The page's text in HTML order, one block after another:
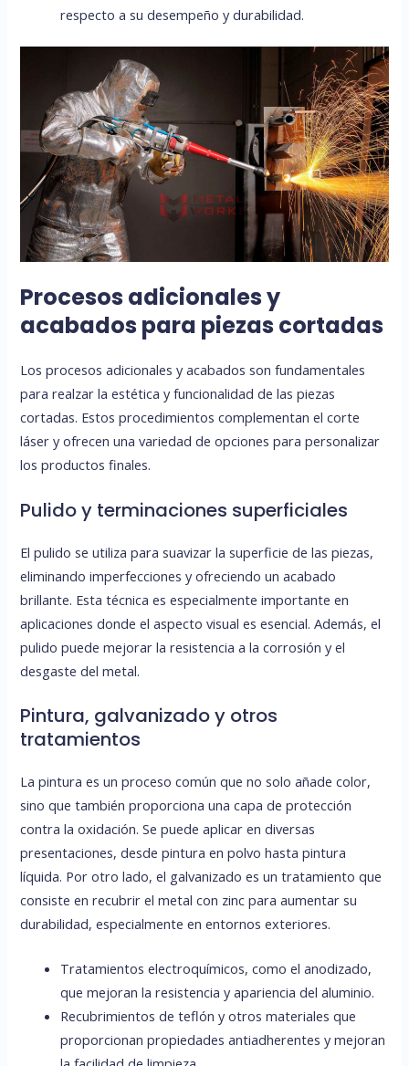
respecto a su desempeño y durabilidad.
Procesos adicionales y
acabados para piezas cortadas
Los procesos adicionales y acabados son fundamentales
para realzar la estética y funcionalidad de las piezas
cortadas. Estos procedimientos complementan el corte
láser y ofrecen una variedad de opciones para personalizar
los productos finales.
Pulido y terminaciones superficiales
El pulido se utiliza para suavizar la superficie de las piezas,
eliminando imperfecciones y ofreciendo un acabado
brillante. Esta técnica es especialmente importante en
aplicaciones donde el aspecto visual es esencial. Además, el
pulido puede mejorar la resistencia a la corrosión y el
desgaste del metal.
Pintura, galvanizado y otros
tratamientos
La pintura es un proceso común que no solo añade color,
sino que también proporciona una capa de protección
contra la oxidación. Se puede aplicar en diversas
presentaciones, desde pintura en polvo hasta pintura
líquida. Por otro lado, el galvanizado es un tratamiento que
consiste en recubrir el metal con zinc para aumentar su
durabilidad, especialmente en entornos exteriores.
Tratamientos electroquímicos, como el anodizado,
que mejoran la resistencia y apariencia del aluminio.
Recubrimientos de teflón y otros materiales que
proporcionan propiedades antiadherentes y mejoran